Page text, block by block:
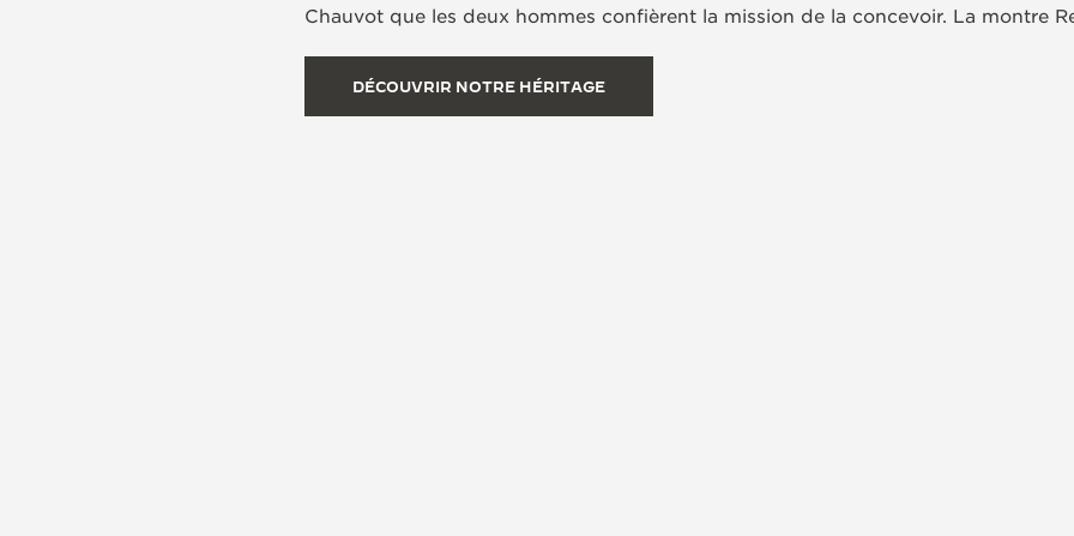
Chauvot que les deux hommes confièrent la mission de la concevoir. La montre
DÉCOUVRIR NOTRE HÉRITAGE